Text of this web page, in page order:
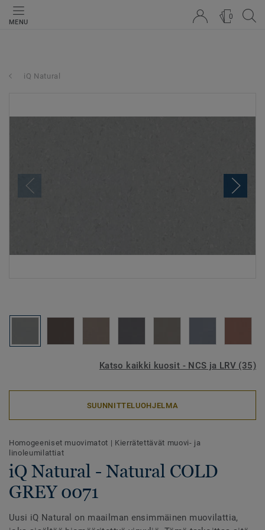
MENU
0
iQ Natural
Katso kaikki kuosit - NCS ja LRV (35)
SUUNNITTELUOHJELMA
Homogeeniset muovimatot | Kierrätettävät muovi- ja
linoleumilattiat
iQ Natural - Natural COLD
GREY 0071
Uusi iQ Natural on maailman ensimmäinen muovilattia,